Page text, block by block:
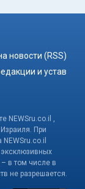
новости (RSS)
и устав
NEWSru.co.il ,
При
эксклюзивных
в том числе в
не разрешается.